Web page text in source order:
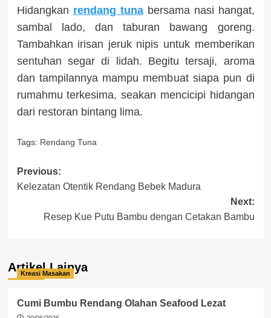
Hidangkan rendang tunabersama nasi hangat,
sambal lado, dan taburan bawang goreng.
Tambahkan irisan jeruk nipis untuk memberikan
sentuhan segar di lidah. Begitu tersaji, aroma
dan tampilannya mampu membuat siapa pun di
rumahmu terkesima, seakan mencicipi hidangan
dari restoran bintang lima.
Tags: Rendang Tuna
Post
navigation
Previous:
Kelezatan Otentik Rendang Bebek Madura
Next:
Resep Kue Putu Bambu dengan Cetakan Bambu
Artikel Lainya
Kreasi Masakan
Cumi Bumbu Rendang Olahan Seafood Lezat